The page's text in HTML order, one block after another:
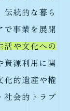
統的な暮ら
で事業を展開
活や文化への
資源利用に関
化的遺産や権
社会的トラブ